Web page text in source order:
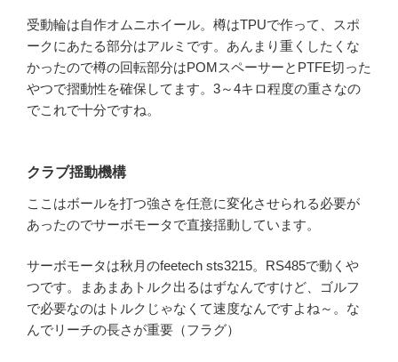
受動輪は自作オムニホイール。樽はTPUで作って、スポ
ークにあたる部分はアルミです。あんまり重くしたくな
かったので樽の回転部分はPOMスペーサーとPTFE切った
やつで摺動性を確保してます。3～4キロ程度の重さなの
でこれで十分ですね。
クラブ揺動機構
ここはボールを打つ強さを任意に変化させられる必要が
あったのでサーボモータで直接揺動しています。
サーボモータは秋月のfeetech sts3215。RS485で動くや
つです。まあまあトルク出るはずなんですけど、ゴルフ
で必要なのはトルクじゃなくて速度なんですよね～。な
んでリーチの長さが重要（フラグ）